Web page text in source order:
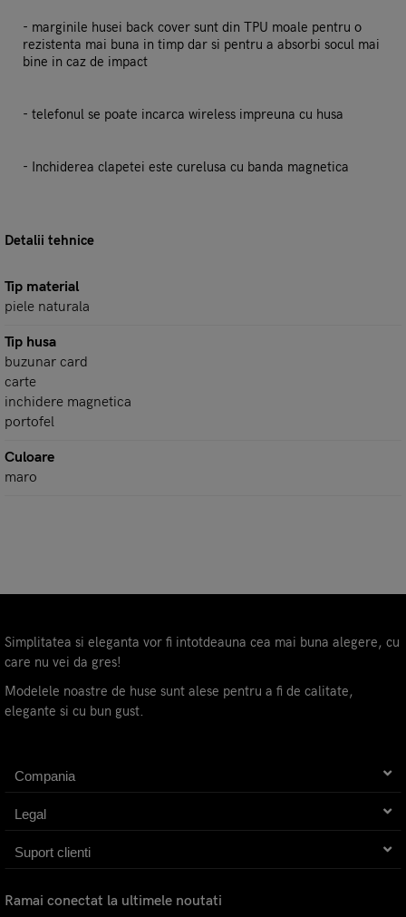
- marginile husei back cover sunt din TPU moale pentru o
rezistenta mai buna in timp dar si pentru a absorbi socul mai
bine in caz de impact
- telefonul se poate incarca wireless impreuna cu husa
- Inchiderea clapetei este curelusa cu banda magnetica
Detalii tehnice
Tip material
piele naturala
Tip husa
buzunar card
carte
inchidere magnetica
portofel
Culoare
maro
Simplitatea si eleganta vor fi intotdeauna cea mai buna alegere, cu
care nu vei da gres!
Modelele noastre de huse sunt alese pentru a fi de calitate,
elegante si cu bun gust.
Compania
Legal
Suport clienti
Ramai conectat la ultimele noutati